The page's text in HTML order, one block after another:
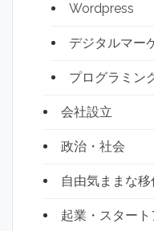
Wordpress
デジタルマー
プログラミン
会社設立
政治・社会
自由気ままな
起業・スター